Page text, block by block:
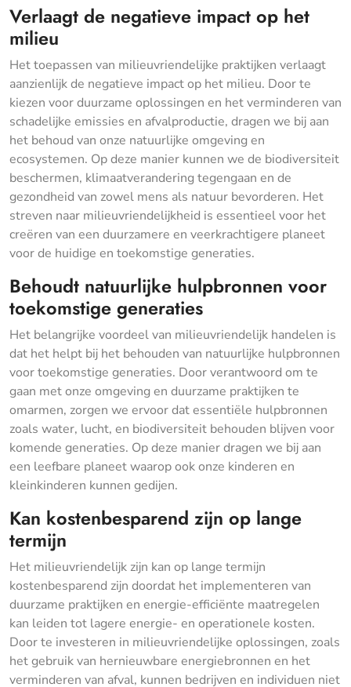
Verlaagt de negatieve impact op het
milieu
Het toepassen van milieuvriendelijke praktijken verlaagt
aanzienlijk de negatieve impact op het milieu. Door te
kiezen voor duurzame oplossingen en het verminderen van
schadelijke emissies en afvalproductie, dragen we bij aan
het behoud van onze natuurlijke omgeving en
ecosystemen. Op deze manier kunnen we de biodiversiteit
beschermen, klimaatverandering tegengaan en de
gezondheid van zowel mens als natuur bevorderen. Het
streven naar milieuvriendelijkheid is essentieel voor het
creëren van een duurzamere en veerkrachtigere planeet
voor de huidige en toekomstige generaties.
Behoudt natuurlijke hulpbronnen voor
toekomstige generaties
Het belangrijke voordeel van milieuvriendelijk handelen is
dat het helpt bij het behouden van natuurlijke hulpbronnen
voor toekomstige generaties. Door verantwoord om te
gaan met onze omgeving en duurzame praktijken te
omarmen, zorgen we ervoor dat essentiële hulpbronnen
zoals water, lucht, en biodiversiteit behouden blijven voor
komende generaties. Op deze manier dragen we bij aan
een leefbare planeet waarop ook onze kinderen en
kleinkinderen kunnen gedijen.
Kan kostenbesparend zijn op lange
termijn
Het milieuvriendelijk zijn kan op lange termijn
kostenbesparend zijn doordat het implementeren van
duurzame praktijken en energie-efficiënte maatregelen
kan leiden tot lagere energie- en operationele kosten.
Door te investeren in milieuvriendelijke oplossingen, zoals
het gebruik van hernieuwbare energiebronnen en het
verminderen van afval, kunnen bedrijven en individuen niet